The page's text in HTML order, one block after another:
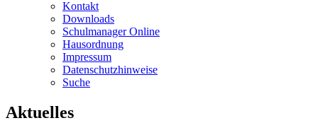
Kontakt
Downloads
Schulmanager Online
Hausordnung
Impressum
Datenschutzhinweise
Suche
Aktuelles